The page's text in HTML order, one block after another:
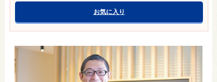
お気に入り